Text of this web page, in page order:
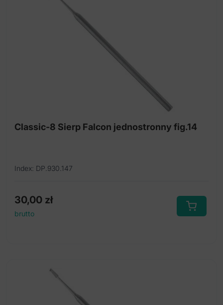
Classic-8 Sierp Falcon jednostronny fig.14
Index: DP.930.147
30,00 zł
brutto